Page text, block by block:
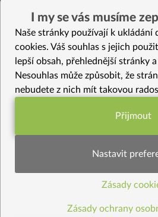
Čokoládové muffiny s mangovým krémem
Meruňky a jablka v citrónovém želé
Vybrané recepty
Jednoduchý knedlík z kukuřičné krupice
Letní salát s klíčky ředkviček
Nejrychlejší jablečné pyré – přesnídávka pro
Osvěžující okurkový salát s daikonem
Semínkové bezlepkové karbanátky
Kukuřičné těstoviny s rozmarýnovou zeleninou
I my se vás musíme
Naše stránky používají k ukládání
cookies. Váš souhlas s jejich
lepší obsah, přehlednější stránky
Nesouhlas může způsobit, že
nebudete z nich mít takovou
Funkční nastavení
Statistiky pro lepší obsah
Přijmout
Nastavit
Zásady
Zásady ochrany